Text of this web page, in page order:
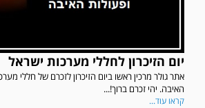
יום הזיכרון לחללי מערכות ישראל
אתר גולר מרכין ראשו ביום הזיכרון לזכרם של חללי
האיבה. יהי זכרם ברוך!...
קראו עוד...